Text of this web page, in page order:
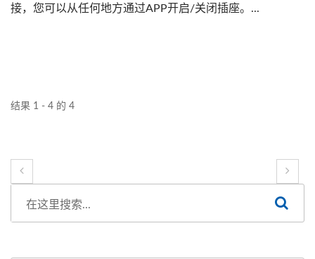
接，您可以从任何地方通过APP开启/关闭插座。...
结果 1 - 4 的 4